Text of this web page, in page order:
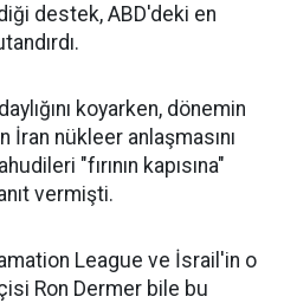
destek, ABD'deki en
koyarken, dönemin
İran nükleer anlaşmasını
"fırının kapısına"
vermişti.
League ve İsrail'in o
Ron Dermer bile bu